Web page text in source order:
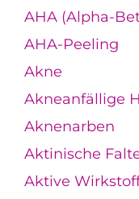
AHA (Alpha-
AHA-Peeling
Akne
Akneanfällige
Aknenarben
Aktinische
Aktive